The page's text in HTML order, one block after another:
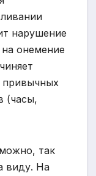
нарушение
онемение
привычных
(часы,
так
виду. На